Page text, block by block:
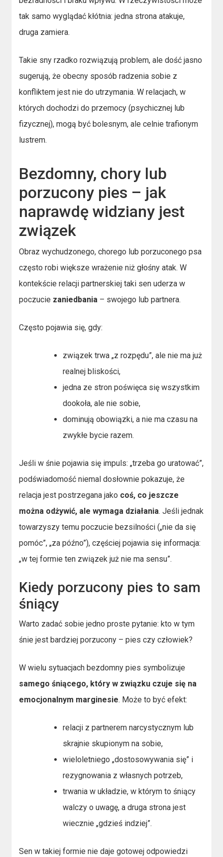
tak samo wyglądać kłótnia: jedna strona atakuje,
druga zamiera.
Takie sny rzadko rozwiązują problem, ale dość jasno
sugerują, że obecny sposób radzenia sobie z
konfliktem jest nie do utrzymania. W relacjach, w
których dochodzi do przemocy (psychicznej lub
fizycznej), mogą być bolesnym, ale celnie trafionym
lustrem.
Bezdomny, chory lub
porzucony pies – jak
naprawdę widziany jest
związek
Obraz wychudzonego, chorego lub porzuconego psa
często robi większe wrażenie niż głośny atak. W
kontekście relacji partnerskiej taki sen uderza w
poczucie zaniedbania – swojego lub partnera.
Często pojawia się, gdy:
związek trwa „z rozpędu”, ale nie ma już
realnej bliskości,
jedna ze stron poświęca się wszystkim
dookoła, ale nie sobie,
dominują obowiązki, a nie ma czasu na
zwykłe bycie razem.
Jeśli w śnie pojawia się impuls: „trzeba go uratować”,
podświadomość niemal dosłownie pokazuje, że
relacja jest postrzegana jako coś, co jeszcze
można odżywić, ale wymaga działania. Jeśli jednak
towarzyszy temu poczucie bezsilności („nie da się
pomóc”, „za późno”), częściej pojawia się informacja:
„w tej formie ten związek już nie ma sensu”.
Kiedy porzucony pies to sam
śniący
Warto zadać sobie jedno proste pytanie: kto w tym
śnie jest bardziej porzucony – pies czy człowiek?
W wielu sytuacjach bezdomny pies symbolizuje
samego śniącego, który w związku czuje się na
emocjonalnym marginesie. Może to być efekt:
relacji z partnerem narcystycznym lub
skrajnie skupionym na sobie,
wieloletniego „dostosowywania się” i
rezygnowania z własnych potrzeb,
trwania w układzie, w którym to śniący
walczy o uwagę, a druga strona jest
wiecznie „gdzieś indziej”.
Sen w takiej formie nie daje gotowej odpowiedzi